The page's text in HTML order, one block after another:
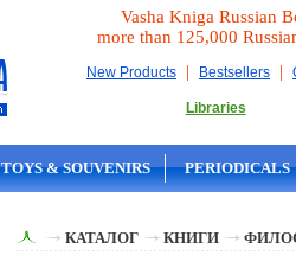
Vasha Kniga Russian
more than 125,000
New Products | Bestsellers |
Libraries
TOYS & SOUVENIRS PERIODICALS
КАТАЛОГ КНИГИ